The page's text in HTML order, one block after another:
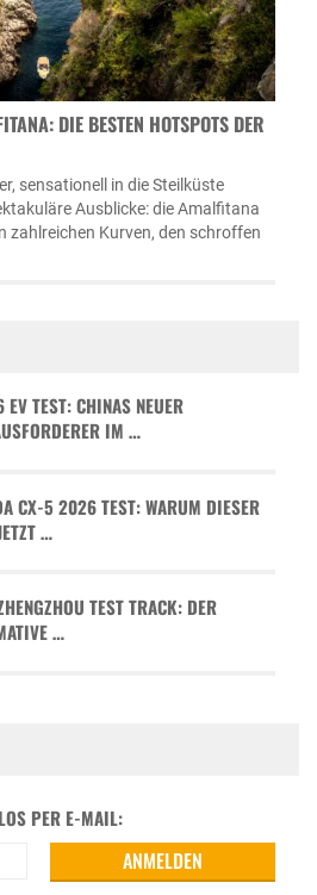
DIE BESTEN HOTSPOTS DER A
sensationell in die Steilküste
Ausblicke: die Amalfitana
zahlreichen Kurven, den schroffen
EV TEST: CHINAS NEUER
IM …
CX-5 2026 TEST: WARUM DIESER
…
TEST TRACK: DER
…
PER E-MAIL: